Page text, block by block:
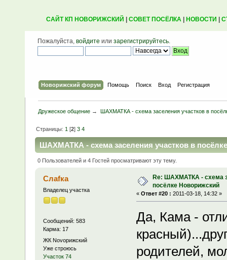
САЙТ КП НОВОРИЖСКИЙ СОВЕТ ПОСЁЛКА| НОВОСТИ
Пожалуйста, войдите или зарегистрируйтесь.
Новорижский форум Помощь Поиск Вход Регистрация
Дружеское общение → ШАХМАТКА - схема заселения участков в
Страницы:1 [2]3 4
ШАХМАТКА - схема заселения участков в
0 Пользователей и 4 Гостей просматривают эту тему.
Слаfка
Владелец участка
Сообщений: 583
Карма: 17
ЖК Novoрижский
Уже строюсь
Участок 74
Re: ШАХМАТКА - схема
посёлке Новорижский
« Ответ #20 : 2011-03-18, 14:32 »
Да, Кама -
родителей,